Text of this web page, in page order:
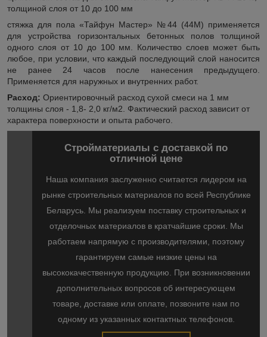
толщиной слоя от 10 до 100 мм
стяжка для пола «Тайфун Мастер» №44 (44М) приме­няется
для устройства горизонтальных бетонных полов толщиной
одного слоя от 10 до 100 мм. Количество слоев может быть
любое, при условии, что каждый последующий слой наносится
не ранее 24 часов после нанесения предыдущего.
Применяется для наружных и внутренних работ.
Расход: Ориентировочный расход сухой смеси на 1 мм
толщины слоя - 1,8- 2,0 кг/м2. Фактический расход зависит от
характера поверхности и опыта рабочего.
Стройматериалы с доставкой по
отличной цене
Наша компания заслуженно считается лидером на
рынке строительных материалов по всей Республике
Беларусь. Мы реализуем поставку строительных и
отделочных материалов в кратчайшие сроки. Мы
работаем напрямую с производителями, поэтому
гарантируем самые низкие цены на
высококачественную продукцию. При возникновении
дополнительных вопросов об интересующем
товаре, доставке или оплате, позвоните нам по
одному из указанных контактных телефонов.